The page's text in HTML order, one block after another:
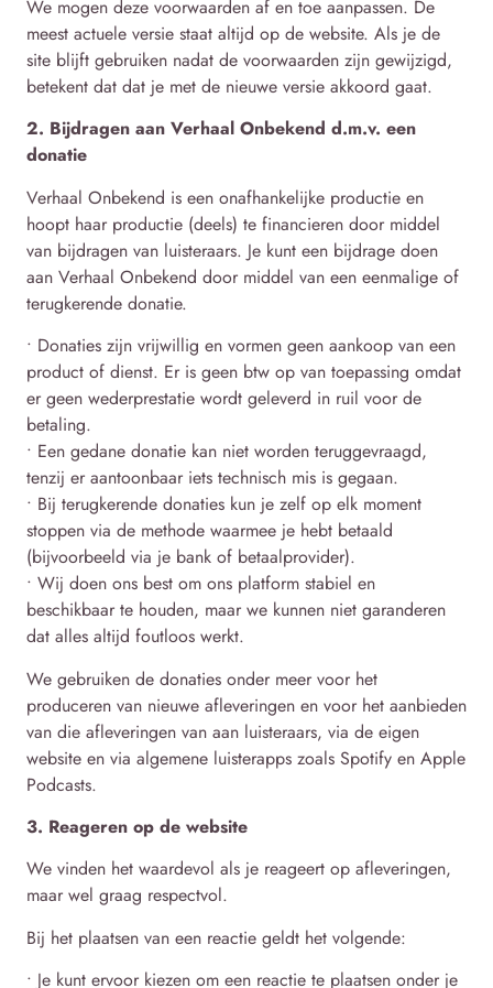
We mogen deze voorwaarden af en toe aanpassen. De
meest actuele versie staat altijd op de website. Als je de
site blijft gebruiken nadat de voorwaarden zijn gewijzigd,
betekent dat dat je met de nieuwe versie akkoord gaat.
2. Bijdragen aan Verhaal Onbekend d.m.v. een
donatie
Verhaal Onbekend is een onafhankelijke productie en
hoopt haar productie (deels) te financieren door middel
van bijdragen van luisteraars. Je kunt een bijdrage doen
aan Verhaal Onbekend door middel van een eenmalige of
terugkerende donatie.
• Donaties zijn vrijwillig en vormen geen aankoop van een
product of dienst. Er is geen btw op van toepassing omdat
er geen wederprestatie wordt geleverd in ruil voor de
betaling.
• Een gedane donatie kan niet worden teruggevraagd,
tenzij er aantoonbaar iets technisch mis is gegaan.
• Bij terugkerende donaties kun je zelf op elk moment
stoppen via de methode waarmee je hebt betaald
(bijvoorbeeld via je bank of betaalprovider).
• Wij doen ons best om ons platform stabiel en
beschikbaar te houden, maar we kunnen niet garanderen
dat alles altijd foutloos werkt.
We gebruiken de donaties onder meer voor het
produceren van nieuwe afleveringen en voor het aanbieden
van die afleveringen van aan luisteraars, via de eigen
website en via algemene luisterapps zoals Spotify en Apple
Podcasts.
3. Reageren op de website
We vinden het waardevol als je reageert op afleveringen,
maar wel graag respectvol.
Bij het plaatsen van een reactie geldt het volgende:
• Je kunt ervoor kiezen om een reactie te plaatsen onder je